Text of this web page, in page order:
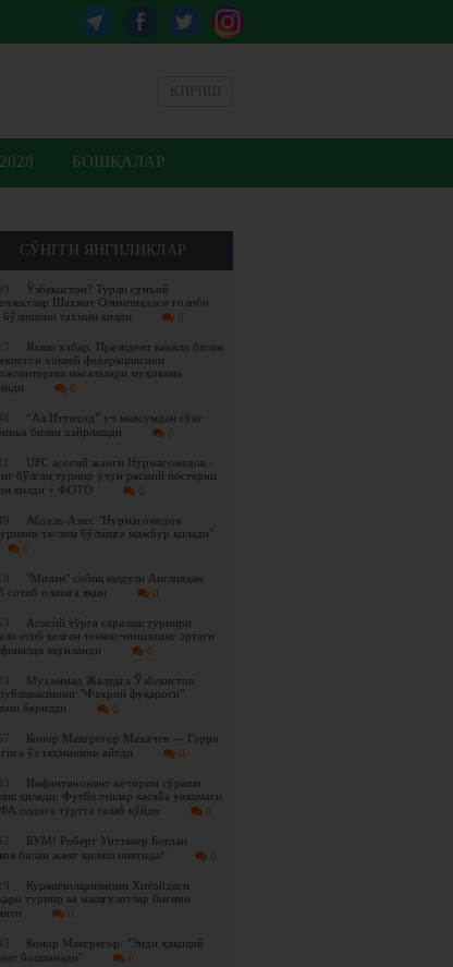
БОШҚАЛАР
СЎНГГИ ЯНГИЛИКЛАР
Ўзбекистон? Турли сунъий
Шахмат Олимпиадаси ғолиби
бўлишини тахмин қилди
0
Яхши хабар: Президент вакили билан
хоккей федерациясини
масалалари муҳокама
0
“Ал Иттиҳод” уч мавсумдан сўнг
билан хайрлашди
0
UFC асосий жанги Нурмагомедов -
бўлган турнир учун расмий постерни
қилди + ФОТО
0
Абдель-Азиз: "Нурмагомедов
таслим бўлишга мажбур қилади"
0
"Милан" собиқ юлдузи Англиядан
сотиб олишга яқин
0
Асосий тўрга саралаш турнири
етиб келган теннисчимизнинг эртаги
якунланди
0
Муҳаммад Жалудга Ўзбекистон
"Фахрий фуқароси"
берилди
0
Конор Макгрегор Махачев — Гэрри
ўз тахминини айтди
0
Инфантинонинг кечирим сўраши
қилади: Футболчилар касаба уюшмаси
олдига тўртта талаб қўйди
0
БУМ! Роберт Уиттакер Богдан
билан жанг қилиш ниятида!
0
Курашчиларимизни Хитойдаги
турнир ва машғулотлар йиғини
0
Конор Макгрегор: "Энди ҳақиқий
бошланади"
0